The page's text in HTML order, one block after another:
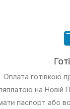
Оплата готівкою
на Новій
паспорт або